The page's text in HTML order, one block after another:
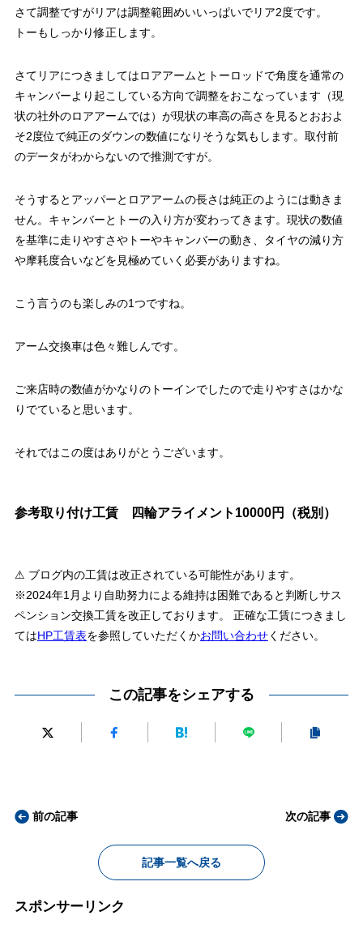
さて調整ですがリアは調整範囲めいいっぱいでリア2度です。
トーもしっかり修正します。
さてリアにつきましてはロアアームとトーロッドで角度を通常の
キャンバーより起こしている方向で調整をおこなっています（現
状の社外のロアアームでは）が現状の車高の高さを見るとおおよ
そ2度位で純正のダウンの数値になりそうな気もします。取付前
のデータがわからないので推測ですが。
そうするとアッパーとロアアームの長さは純正のようには動きま
せん。キャンバーとトーの入り方が変わってきます。現状の数値
を基準に走りやすさやトーやキャンバーの動き、タイヤの減り方
や摩耗度合いなどを見極めていく必要がありますね。
こう言うのも楽しみの1つですね。
アーム交換車は色々難しんです。
ご来店時の数値がかなりのトーインでしたので走りやすさはかな
りでていると思います。
それではこの度はありがとうございます。
参考取り付け工賃 四輪アライメント10000円（税別）
⚠ ブログ内の工賃は改正されている可能性があります。
※2024年1月より自助努力による維持は困難であると判断しサス
ペンション交換工賃を改正しております。 正確な工賃につきまし
てはHP工賃表を参照していただくかお問い合わせください。
この記事をシェアする
前の記事
記事一覧へ戻る
次の記事
スポンサーリンク